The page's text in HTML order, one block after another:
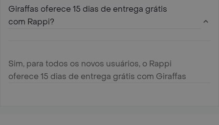
Giraffas oferece 15 dias de entrega grátis
com Rappi?
Sim, para todos os novos usuários, o Rappi
oferece 15 dias de entrega grátis com Giraffas